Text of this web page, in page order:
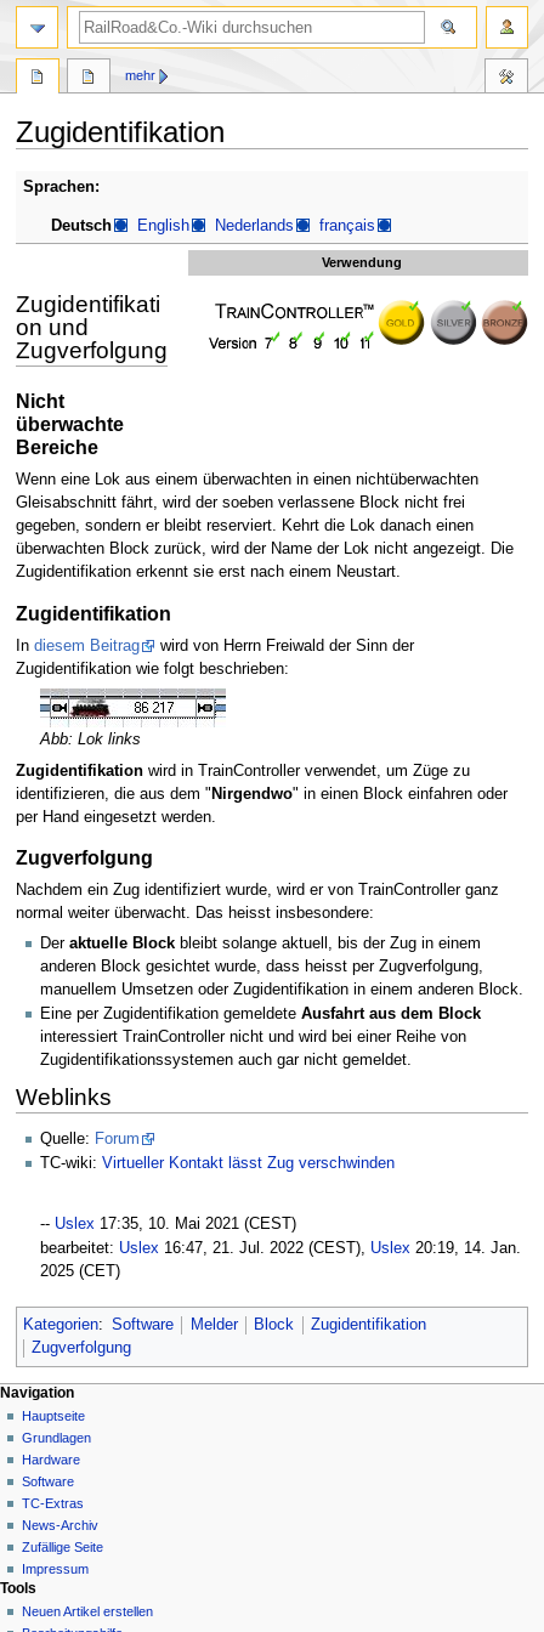
Zugidentifikation
Zur
springen
Zur
springen
Sprachen:
Deutsch English Nederlands français
Verwendung
Zugidentifikati
on und
Zugverfolgung
Nicht
überwachte
Bereiche
Wenn eine Lok aus einem überwachten in einen nichtüberwachten
Gleisabschnitt fährt, wird der soeben verlassene Block nicht frei
gegeben, sondern er bleibt reserviert. Kehrt die Lok danach einen
überwachten Block zurück, wird der Name der Lok nicht angezeigt. Die
Zugidentifikation erkennt sie erst nach einem Neustart.
Zugidentifikation
In diesem Beitrag
wird von Herrn Freiwald der Sinn der
Zugidentifikation wie folgt beschrieben:
Abb: Lok links
Zugidentifikationwird in TrainController verwendet, um Züge zu
identifizieren, die aus dem " Nirgendwo" in einen Block einfahren oder
per Hand eingesetzt werden.
Zugverfolgung
Nachdem ein Zug identifiziert wurde, wird er von TrainController ganz
normal weiter überwacht. Das heisst insbesondere:
Der aktuelle Block bleibt solange aktuell, bis der Zug in einem
anderen Block gesichtet wurde, dass heisst per Zugverfolgung,
manuellem Umsetzen oder Zugidentifikation in einem anderen Block.
Eine per Zugidentifikation gemeldete Ausfahrt aus dem Block
interessiert TrainController nicht und wird bei einer Reihe von
Zugidentifikationssystemen auch gar nicht gemeldet.
Weblinks
Quelle: Forum
TC-wiki: Virtueller Kontakt lässt Zug verschwinden
-- Uslex 17:35, 10. Mai 2021‎ (CEST)
bearbeitet: Uslex 16:47, 21. Jul. 2022 (CEST), Uslex 20:19, 14. Jan.
2025 (CET)
Kategorien: Software Melder Block
Zugidentifikation
Zugverfolgung
N
a
v
g
a
i
o
Seitenaktionen
Seite
Diskussion
Lesen
Quelltext
anzeigen
Versionsgeschichte
mehr
Meine Werkzeuge
Deutsch
Anmelden
Navigation
Hauptseite
Grundlagen
Hardware
Software
TC-Extras
News-Archiv
Zufällige Seite
Impressum
Suche
Tools
Neuen Artikel erstellen